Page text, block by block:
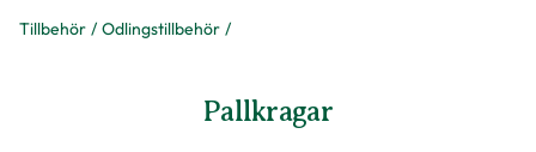
Tillbehör Odlingstillbehör
Pallkragar